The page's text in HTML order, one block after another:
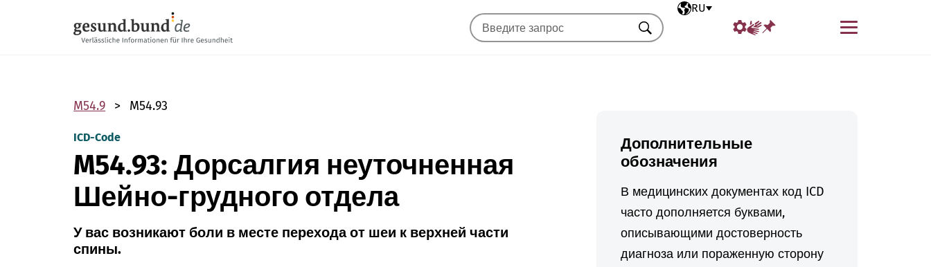
Выбранный язык
RU
Меню
Искать
M54.9 M54.93
ICD-Code
M54.93: Дорсалгия неуточненная
Шейно-грудного отдела
У вас возникают боли в месте перехода от шеи к верхней части
спины.
Дополнительные
обозначения
В медицинских документах код ICD
часто дополняется буквами,
описывающими достоверность
диагноза или пораженную сторону